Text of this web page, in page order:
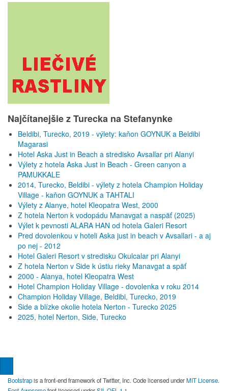
Najčítanejšie z Turecka na Stefanynke
Beldibi, Turecko, 2019 - výlety: kaňon GOYNUK a Beldibi
Magarasi
Hotel Aska Just in Beach a stredisko Avsallar pri Alanyi
Výlety z hotela Aska Just in Beach - Green canyon a
PAMUKKALE
2014, Turecko, Beldibi - výlety z hotela Champion Holiday
Village - kaňon GOYNUK a TAHTALI
Výlety z Alanye, hotel Kleopatra West, 2000
Z hotela Nerton k vodopádu Manavgat a naspäť (2025)
Výlet k pevnosti ALARA HAN od hotela Galeri Resort
Pred dovolenkou v hoteli Aska just in beach v Avsallari - a aj
po nej - 2012
Hotel Galeri Resort v stredisku Okulcalar pri Alanyi
Z hotela Nerton v Side k ústiu rieky Manavgat a späť
2000 - Alanya, hotel Kleopatra West
Hotel Champion Holiday Village - dovolenka v roku 2014
Champion Holiday Village, Beldibi, Turecko, 2019
Side a blízke okolie hotela Nerton - Turecko 2025
2025, hotel Nerton, Side, Turecko
Bootstrapis a front-end framework of Twitter, Inc. Code licensed underMIT License.